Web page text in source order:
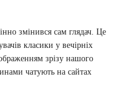
змінився сам глядач. Це
класики у вечірніх
зрізу нашого
чатують на сайтах